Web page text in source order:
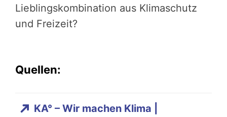
Lieblingskombination aus Klimaschutz
und Freizeit?
Quellen:
KA° – Wir machen Klima |